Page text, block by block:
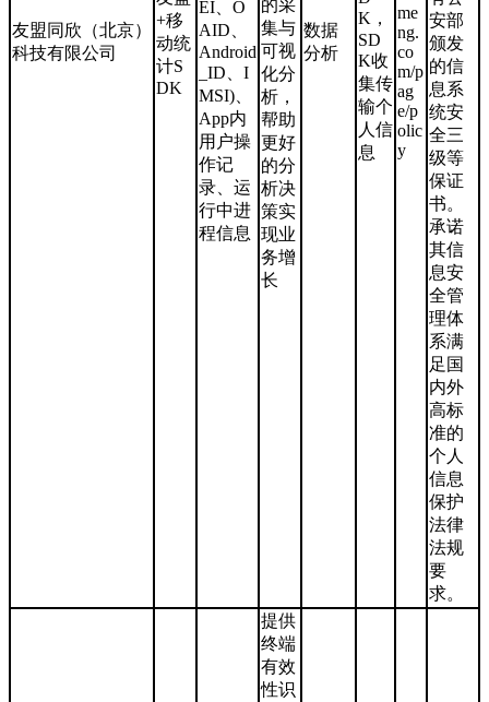
友盟同欣（北京）
科技有限公司
+移
动统
计S
DK
EI、O
AID、
Android
_ID、I
MSI)、
App内
用户操
作记
录、运
行中进
程信息
的采
集与
可视
化分
析，
帮助
更好
的分
析决
策实
现业
务增
长
数据
分析
K，
SD
K收
集传
输个
人信
息
me
ng.
co
m/p
ag
e/p
olic
y
安部
颁发
的信
息系
统安
全三
级等
保证
书。
承诺
其信
息安
全管
理体
系满
足国
内外
高标
准的
个人
信息
保护
法律
法规
要
求。
提供
终端
有效
性识